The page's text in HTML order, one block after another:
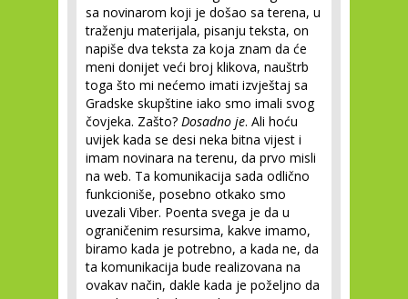
sa novinarom koji je došao sa terena, u
traženju materijala, pisanju teksta, on
napiše dva teksta za koja znam da će
meni donijet veći broj klikova, nauštrb
toga što mi nećemo imati izvještaj sa
Gradske skupštine iako smo imali svog
čovjeka. Zašto? Dosadno je. Ali hoću
uvijek kada se desi neka bitna vijest i
imam novinara na terenu, da prvo misli
na web. Ta komunikacija sada odlično
funkcioniše, posebno otkako smo
uvezali Viber. Poenta svega je da u
ograničenim resursima, kakve imamo,
biramo kada je potrebno, a kada ne, da
ta komunikacija bude realizovana na
ovakav način, dakle kada je poželjno da